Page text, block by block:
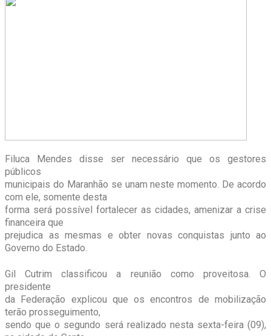
Filuca Mendes disse ser necessário que os gestores
públicos
municipais do Maranhão se unam neste momento. De acordo
com ele, somente desta
forma será possível fortalecer as cidades, amenizar a crise
financeira que
prejudica as mesmas e obter novas conquistas junto ao
Governo do Estado.
Gil Cutrim classificou a reunião como proveitosa. O
presidente
da Federação explicou que os encontros de mobilização
terão prosseguimento,
sendo que o segundo será realizado nesta sexta-feira (09),